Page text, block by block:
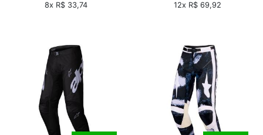
8x R$ 33,74 12x R$ 69,92